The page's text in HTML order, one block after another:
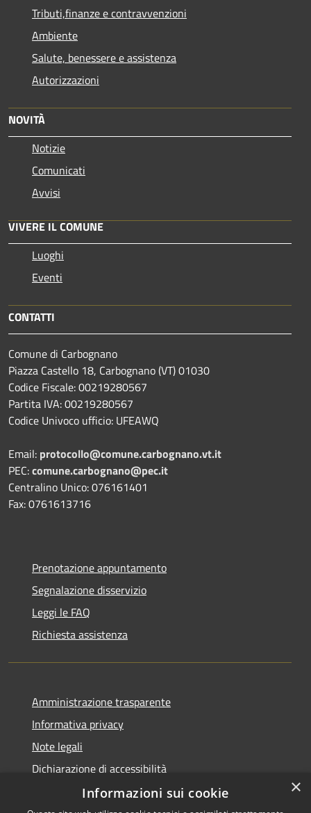
Tributi,finanze e contravvenzioni
Ambiente
Salute, benessere e assistenza
Autorizzazioni
NOVITÀ
Notizie
Comunicati
Avvisi
VIVERE IL COMUNE
Luoghi
Eventi
CONTATTI
Comune di Carbognano
Piazza Castello 18, Carbognano (VT) 01030
Codice Fiscale: 00219280567
Partita IVA: 00219280567
Codice Univoco ufficio: UFEAWQ
Email: protocollo@comune.carbognano.vt.it
PEC:comune.carbognano@pec.it
Centralino Unico: 076161401
Fax: 0761613716
Prenotazione appuntamento
Segnalazione disservizio
Leggi le FAQ
Richiesta assistenza
Amministrazione trasparente
Informativa privacy
Note legali
Dichiarazione di accessibilità
×
Informazioni sui cookie